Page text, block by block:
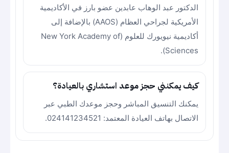
الدكتور عبد الوهاب عابدين عضو بارز في الأكاديمية
الأمريكية لجراحي العظام (AAOS) بالإضافة إلى
أكاديمية نيويورك للعلوم (New York Academy of
Sciences).
كيف يمكنني حجز موعد استشاري بالعيادة؟
يمكنك التنسيق المباشر وحجز موعدك الطبي عبر
الاتصال بهاتف العيادة المعتمد: 024141234521.